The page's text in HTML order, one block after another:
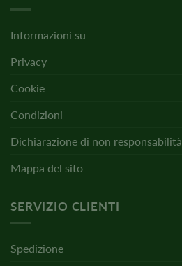
Informazioni su
Privacy
Cookie
Condizioni
Dichiarazione di non responsabilità
Mappa del sito
SERVIZIO CLIENTI
Spedizione